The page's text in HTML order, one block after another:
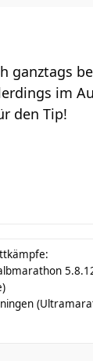
ganztags
im
den Tip!